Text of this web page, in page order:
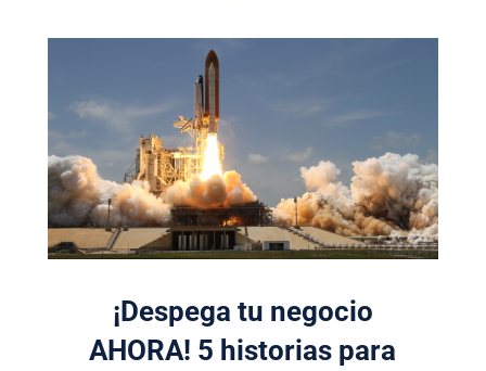
¡Despega tu negocio
AHORA! 5 historias para